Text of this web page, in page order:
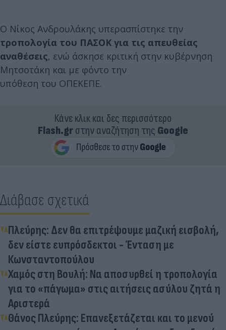
Ο Νίκος Ανδρουλάκης υπερασπίστηκε την
τροπολογία του ΠΑΣΟΚ για τις απευθείας
αναθέσεις, ενώ άσκησε κριτική στην κυβέρνηση
Μητσοτάκη και με φόντο την
υπόθεση του ΟΠΕΚΕΠΕ.
Κάνε κλικ και δες περισσότερο
Flash.grστην αναζήτηση της Google
Διάβασε σχετικά
Πλεύρης: Δεν θα επιτρέψουμε μαζική εισβολή,
δεν είστε ευπρόσδεκτοι - Ένταση με
Κωνσταντοπούλου
Χαμός στη Βουλή: Να αποσυρθεί η τροπολογία
για το «πάγωμα» στις αιτήσεις ασύλου ζητά η
Αριστερά
Θάνος Πλεύρης: Επανεξετάζεται και το μενού